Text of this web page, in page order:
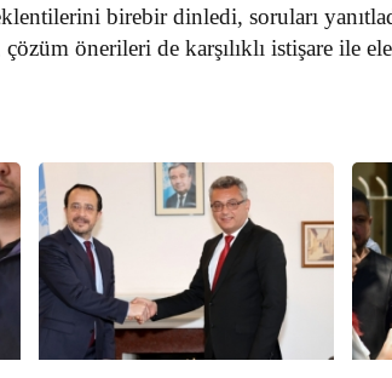
birebir dinledi, soruları
önerileri de karşılıklı istişare ile ele